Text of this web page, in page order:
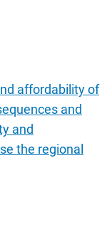
affordability of
and
and
the regional